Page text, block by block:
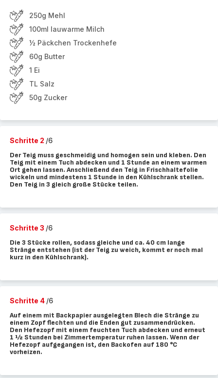
250g Mehl
100ml lauwarme Milch
½ Päckchen Trockenhefe
60g Butter
1 Ei
TL Salz
50g Zucker
Schritte 2 /6
Der Teig muss geschmeidig und homogen sein und kleben. Den
Teig mit einem Tuch abdecken und 1 Stunde an einem warmen
Ort gehen lassen. Anschließend den Teig in Frischhaltefolie
wickeln und mindestens 1 Stunde in den Kühlschrank stellen.
Den Teig in 3 gleich große Stücke teilen.
Schritte 3 /6
Die 3 Stücke rollen, sodass gleiche und ca. 40 cm lange
Stränge entstehen (ist der Teig zu weich, kommt er noch mal
kurz in den Kühlschrank).
Schritte 4 /6
Auf einem mit Backpapier ausgelegten Blech die Stränge zu
einem Zopf flechten und die Enden gut zusammendrücken.
Den Hefezopf mit einem feuchten Tuch abdecken und erneut
1 ½ Stunden bei Zimmertemperatur ruhen lassen. Wenn der
Hefezopf aufgegangen ist, den Backofen auf 180 °C
vorheizen.